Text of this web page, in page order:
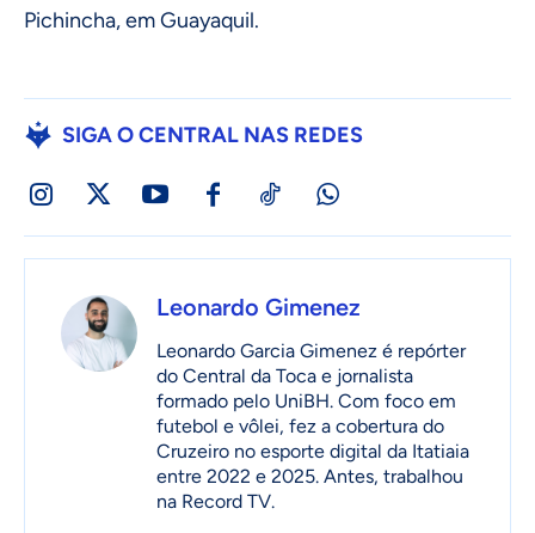
Pichincha, em Guayaquil.
SIGA O CENTRAL NAS REDES
Leonardo Gimenez
Leonardo Garcia Gimenez é repórter
do Central da Toca e jornalista
formado pelo UniBH. Com foco em
futebol e vôlei, fez a cobertura do
Cruzeiro no esporte digital da Itatiaia
entre 2022 e 2025. Antes, trabalhou
na Record TV.